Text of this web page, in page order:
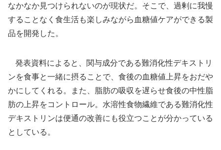
なかなか見つけられないのが現状だ。そこで、過剰に我慢
することなく食生活も楽しみながら血糖値ケアができる製
品を開発した。
発表資料によると、関与成分である難消化性デキストリ
ンを食事と一緒に摂ることで、食後の血糖値上昇をおだや
かにしてくれる。また、脂肪の吸収を遅らせ食後の中性脂
肪の上昇をコントロール。水溶性食物繊維である難消化性
デキストリンは便通の改善にも役立つことが分かっている
としている。